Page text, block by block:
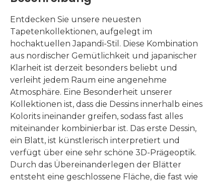
Entdecken Sie unsere neuesten
Tapetenkollektionen, aufgelegt im
hochaktuellen Japandi-Stil. Diese Kombination
aus nordischer Gemütlichkeit und japanischer
Klarheit ist derzeit besonders beliebt und
verleiht jedem Raum eine angenehme
Atmosphäre. Eine Besonderheit unserer
Kollektionen ist, dass die Dessins innerhalb eines
Kolorits ineinander greifen, sodass fast alles
miteinander kombinierbar ist. Das erste Dessin,
ein Blatt, ist künstlerisch interpretiert und
verfügt über eine sehr schöne 3D-Prägeoptik.
Durch das Übereinanderlegen der Blätter
entsteht eine geschlossene Fläche, die fast wie